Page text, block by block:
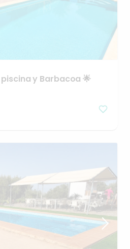
piscinay Barbacoa 🌟